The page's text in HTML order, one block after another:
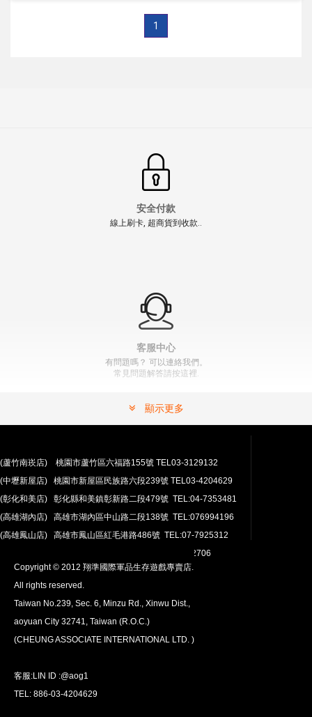
1
安全付款
線上刷卡, 超商貨到收款..
客服中心
有問題嗎？ 可以連絡我們。
常見問題解答請按這裡.
安心購買
100％付款保護。 簡單
退貨政策
全球配送
我們將運送至全球
顯示更多
(蘆竹南崁店) 桃園市蘆竹區六福路155號 TEL03-3129132
(中壢新屋店) 桃園市新屋區民族路六段239號 TEL03-4204629
(彰化和美店) 彰化縣和美鎮彰新路二段479號 TEL:04-7353481
(高雄湖內店) 高雄市湖內區中山路二段138號 TEL:076994196
(高雄鳳山店) 高雄市鳳山區紅毛港路486號 TEL:07-7925312
翔準網路部門:TEL 03-4202763 03-4202706
Copyright © 2012 翔準國際軍品生存遊戲專賣店.
All rights reserved.
Taiwan No.239, Sec. 6, Minzu Rd., Xinwu Dist.,
aoyuan City 32741, Taiwan (R.O.C.)
(CHEUNG ASSOCIATE INTERNATIONAL LTD. )
客服:LIN ID :@aog1
TEL: 886-03-4204629